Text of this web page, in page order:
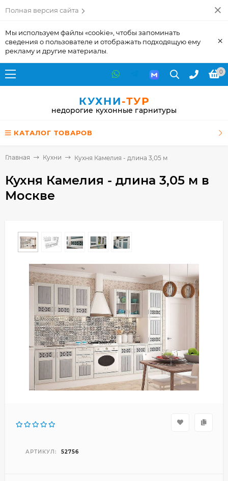
Полная версия сайта
Мы используем файлы «cookie», чтобы запоминать
сведения о пользователе и отображать подходящую ему
рекламу и другие материалы.
×
0
КУХНИ-ТУР
недорогие кухонные гарнитуры
КАТАЛОГ ТОВАРОВ
Главная Кухни Кухня Камелия - длина 3,05 м
Кухня Камелия - длина 3,05 м в
Москве
АРТИКУЛ: 52756